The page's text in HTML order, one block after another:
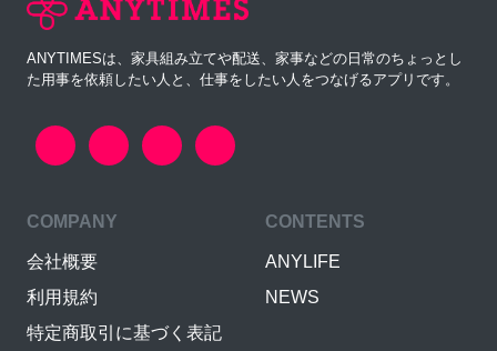
ANYTIMESは、家具組み立てや配送、家事などの日常のちょっとし
た用事を依頼したい人と、仕事をしたい人をつなげるアプリです。
COMPANY
会社概要
利用規約
特定商取引に基づく表記
CONTENTS
ANYLIFE
NEWS